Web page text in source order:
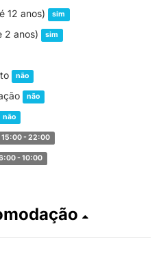
12 anos) sim
2 anos) sim
não
não
não
15:00 - 22:00
- 10:00